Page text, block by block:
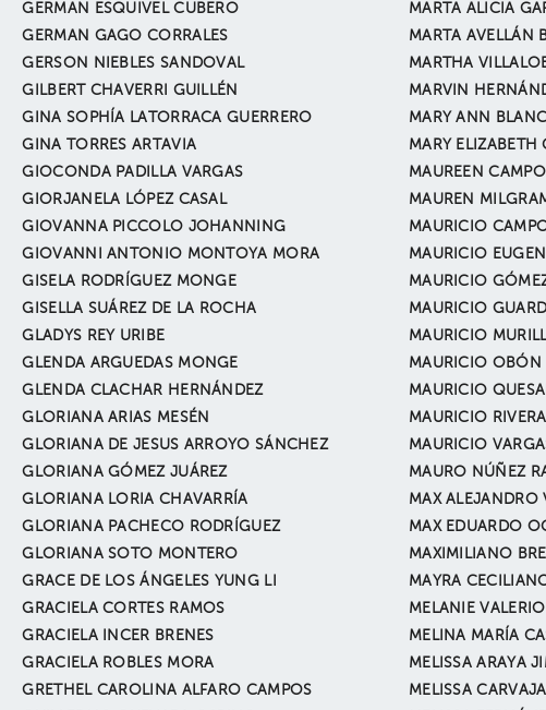
GERMAN ESQUIVEL CUBERO
GERMAN GAGO CORRALES
GERSON NIEBLES SANDOVAL
GILBERT CHAVERRI GUILLÉN
GINA SOPHÍA LATORRACA GUERRERO
GINA TORRES ARTAVIA
GIOCONDA PADILLA VARGAS
GIORJANELA LÓPEZ CASAL
GIOVANNA PICCOLO JOHANNING
GIOVANNI ANTONIO MONTOYA MORA
GISELA RODRÍGUEZ MONGE
GISELLA SUÁREZ DE LA ROCHA
GLADYS REY URIBE
GLENDA ARGUEDAS MONGE
GLENDA CLACHAR HERNÁNDEZ
GLORIANA ARIAS MESÉN
GLORIANA DE JESUS ARROYO SÁNCHEZ
GLORIANA GÓMEZ JUÁREZ
GLORIANA LORIA CHAVARRÍA
GLORIANA PACHECO RODRÍGUEZ
GLORIANA SOTO MONTERO
GRACE DE LOS ÁNGELES YUNG LI
GRACIELA CORTES RAMOS
GRACIELA INCER BRENES
GRACIELA ROBLES MORA
GRETHEL CAROLINA ALFARO CAMPOS
MARTA ALICIA
MARTA AVELLÁN
MARTHA
MARVIN
MARY ANN
MARY ELIZABETH
MAUREEN
MAUREN
MAURICIO
MAURICIO
MAURICIO
MAURICIO
MAURICIO
MAURICIO OBÓN
MAURICIO
MAURICIO
MAURICIO
MAURO NÚÑEZ
MAX ALEJANDRO
MAX EDUARDO
MAXIMILIANO
MAYRA
MELANIE
MELINA MARÍA
MELISSA ARAYA
MELISSA